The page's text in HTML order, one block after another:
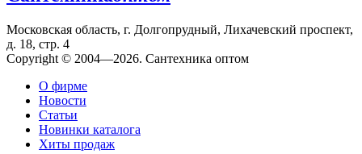
Московская область, г. Долгопрудный, Лихачевский проспект,
д. 18, стр. 4
Copyright © 2004—2026. Сантехника оптом
О фирме
Новости
Статьи
Новинки каталога
Хиты продаж